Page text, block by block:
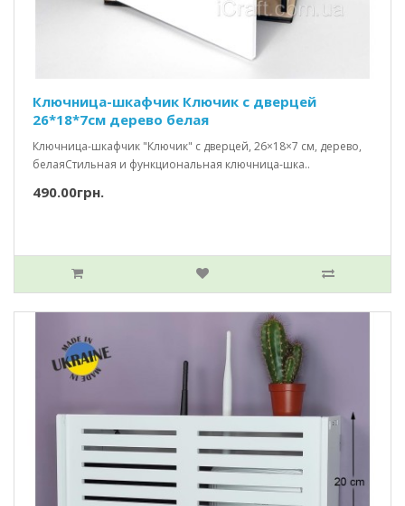
Ключница-шкафчик Ключик c дверцей
26*18*7см дерево белая
Ключница-шкафчик "Ключик" с дверцей, 26×18×7 см, дерево,
белаяСтильная и функциональная ключница-шка..
490.00грн.